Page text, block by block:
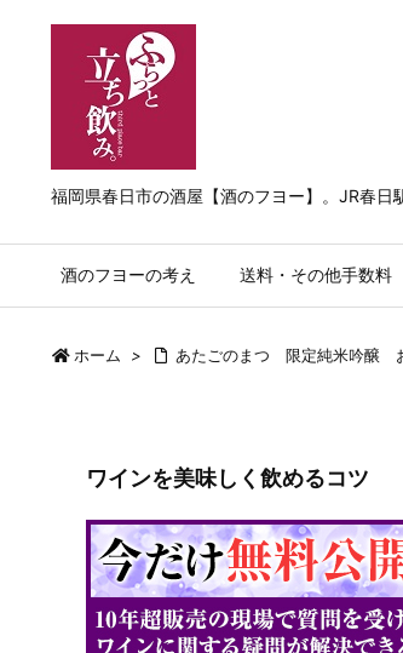
福岡県春日市の酒屋【酒のフヨー】。JR春
酒のフヨーの考え 送料・その他手数料
ホーム > あたごのまつ 限定純米吟醸
ワインを美味しく飲めるコツ